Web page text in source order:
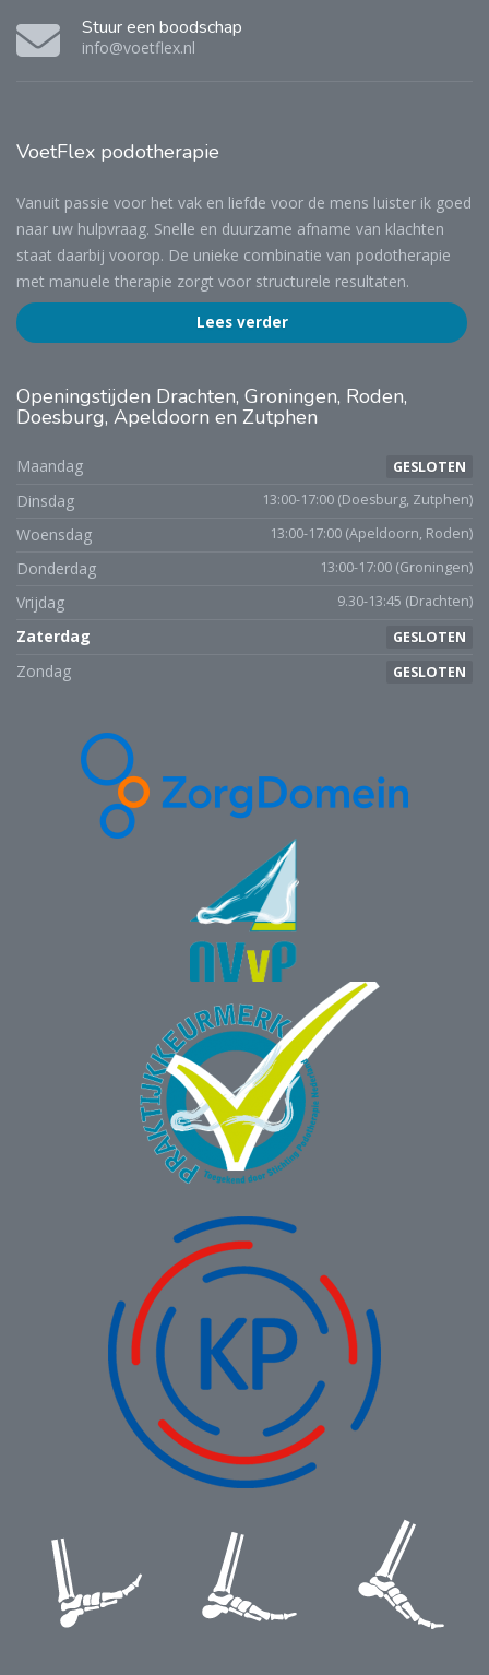
Stuur een boodschap
info@voetflex.nl
VoetFlex podotherapie
Vanuit passie voor het vak en liefde voor de mens luister ik goed
naar uw hulpvraag. Snelle en duurzame afname van klachten
staat daarbij voorop. De unieke combinatie van podotherapie
met manuele therapie zorgt voor structurele resultaten.
Lees verder
Openingstijden Drachten, Groningen, Roden,
Doesburg, Apeldoorn en Zutphen
Maandag GESLOTEN
Dinsdag 13:00-17:00 (Doesburg, Zutphen)
Woensdag 13:00-17:00 (Apeldoorn, Roden)
Donderdag 13:00-17:00 (Groningen)
Vrijdag 9.30-13:45 (Drachten)
Zaterdag GESLOTEN
Zondag GESLOTEN